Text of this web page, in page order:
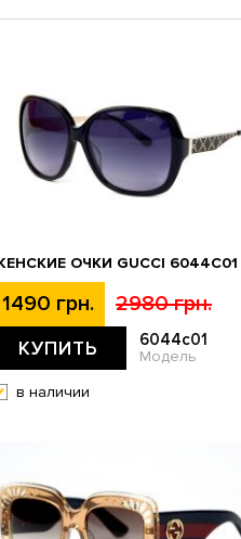
ОЧКИ GUCCI 6044C01
1490 грн. 2980 грн.
КУПИТЬ 6044c01
Модель
в наличии